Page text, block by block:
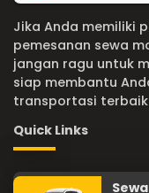
Jika Anda memiliki
pemesanan sewa
jangan ragu untuk
siap membantu
transportasi terbaik
Quick Links